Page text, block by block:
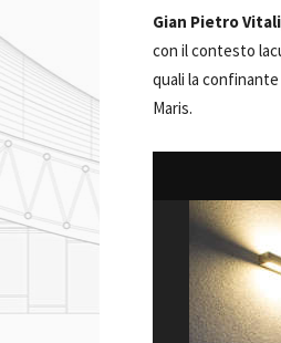
Gian Pietro Vitali
con il contesto
quali la confinante
Maris.